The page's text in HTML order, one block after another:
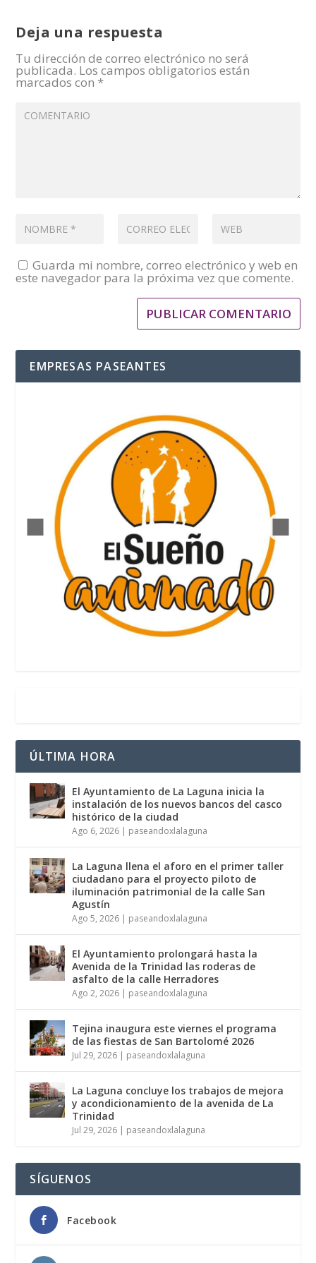
Deja una respuesta
Tu dirección de correo electrónico no será
publicada. Los campos obligatorios están
marcados con *
Guarda mi nombre, correo electrónico y web en
este navegador para la próxima vez que comente.
EMPRESAS PASEANTES
ÚLTIMA HORA
El Ayuntamiento de La Laguna inicia la
instalación de los nuevos bancos del casco
histórico de la ciudad
Ago 6, 2026 | paseandoxlalaguna
La Laguna llena el aforo en el primer taller
ciudadano para el proyecto piloto de
iluminación patrimonial de la calle San
Agustín
Ago 5, 2026 | paseandoxlalaguna
El Ayuntamiento prolongará hasta la
Avenida de la Trinidad las roderas de
asfalto de la calle Herradores
Ago 2, 2026 | paseandoxlalaguna
Tejina inaugura este viernes el programa
de las fiestas de San Bartolomé 2026
Jul 29, 2026 | paseandoxlalaguna
La Laguna concluye los trabajos de mejora
y acondicionamiento de la avenida de La
Trinidad
Jul 29, 2026 | paseandoxlalaguna
SÍGUENOS
Facebook